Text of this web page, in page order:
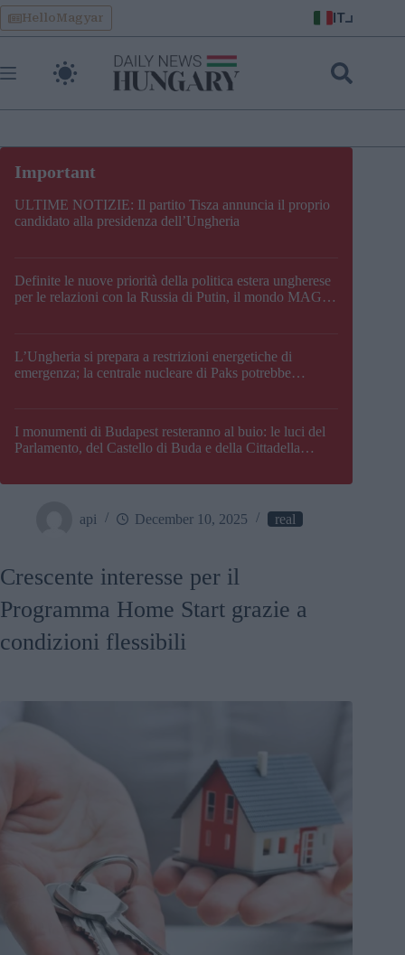
Skip
to
content
HelloMagyar IT
ULTIME NOTIZIE: Il partito Tisza annuncia il proprio
candidato alla presidenza dell’Ungheria
Definite le nuove priorità della politica estera ungherese
per le relazioni con la Russia di Putin, il mondo MAGA,
L’Ungheria si prepara a restrizioni energetiche di
emergenza; la centrale nucleare di Paks potrebbe
I monumenti di Budapest resteranno al buio: le luci del
Parlamento, del Castello di Buda e della Cittadella
api December 10, 2025 real
Crescente interesse per il
Programma Home Start grazie a
condizioni flessibili